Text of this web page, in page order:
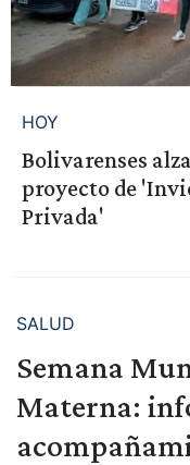
HOY
Bolivarenses
proyecto de
Privada'
SALUD
Semana
Materna: